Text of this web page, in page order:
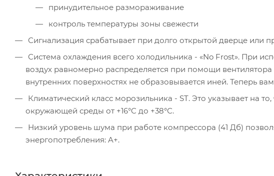
принудительное размораживание
контроль температуры зоны свежести
Сигнализация срабатывает при долго открытой дверце или
Система охлаждения всего холодильника - «No Frost». При
воздух равномерно распределяется при помощи
внутренних поверхностях не образовывается иней. Теперь
Климатический класс морозильника - ST. Это указывает на
окружающей среды от +16°C до +38°С.
Низкий уровень шума при работе компрессора (41 Дб)
энергопотребления: A+.